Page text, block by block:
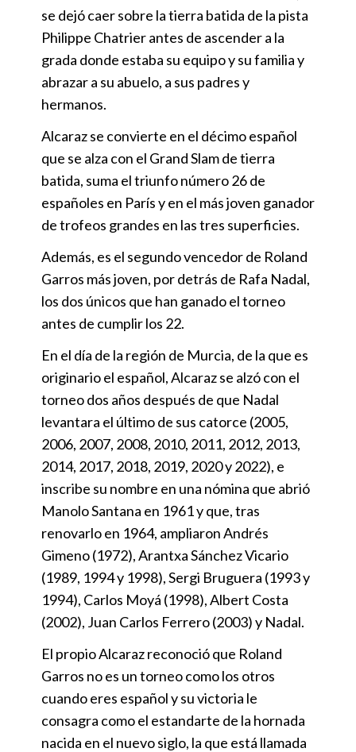
se dejó caer sobre la tierra batida de la pista
Philippe Chatrier antes de ascender a la
grada donde estaba su equipo y su familia y
abrazar a su abuelo, a sus padres y
hermanos.
Alcaraz se convierte en el décimo español
que se alza con el Grand Slam de tierra
batida, suma el triunfo número 26 de
españoles en París y en el más joven ganador
de trofeos grandes en las tres superficies.
Además, es el segundo vencedor de Roland
Garros más joven, por detrás de Rafa Nadal,
los dos únicos que han ganado el torneo
antes de cumplir los 22.
En el día de la región de Murcia, de la que es
originario el español, Alcaraz se alzó con el
torneo dos años después de que Nadal
levantara el último de sus catorce (2005,
2006, 2007, 2008, 2010, 2011, 2012, 2013,
2014, 2017, 2018, 2019, 2020 y 2022), e
inscribe su nombre en una nómina que abrió
Manolo Santana en 1961 y que, tras
renovarlo en 1964, ampliaron Andrés
Gimeno (1972), Arantxa Sánchez Vicario
(1989, 1994 y 1998), Sergi Bruguera (1993 y
1994), Carlos Moyá (1998), Albert Costa
(2002), Juan Carlos Ferrero (2003) y Nadal.
El propio Alcaraz reconoció que Roland
Garros no es un torneo como los otros
cuando eres español y su victoria le
consagra como el estandarte de la hornada
nacida en el nuevo siglo, la que está llamada